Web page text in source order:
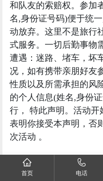
和队友的索赔权。参加
名,身份证号码)便于统
动放弃。这里不是旅行
式服务。一切后勤事物
遭遇：迷路、堵车，坏
况，如有携带亲朋好友
性质以及所需承担的风
的个人信息(姓名,身份
行， 特此声明。活动
表明你接受本声明，否
次活动 。
版权所有 © 2008-2026
首页 电话